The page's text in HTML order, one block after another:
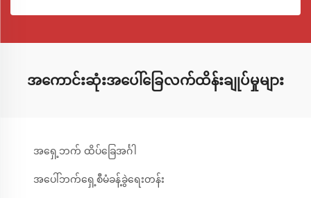
အကောင်းဆုံးအပေါ်ခြေလက်ထိန်းချုပ်မှုများ
အရှေ့ဘက် ထိပ်ခြေအင်္ဂါ
အပေါ်ဘက်ရှေ့စီမံခန့်ခွဲရေးတန်း